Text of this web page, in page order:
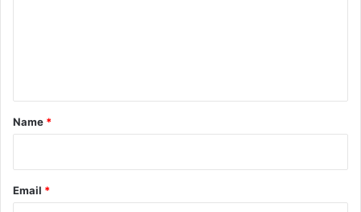
*
Name *
Email *